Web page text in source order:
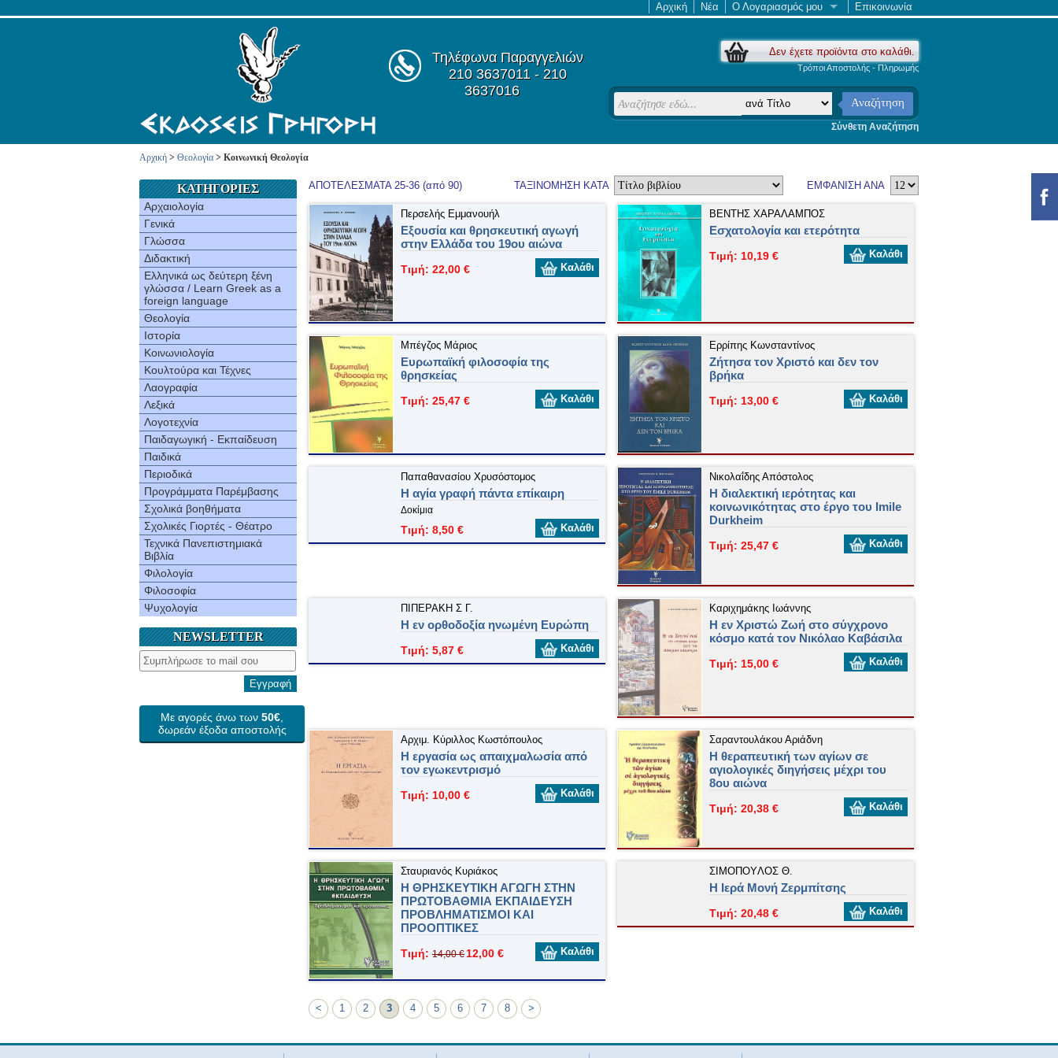
Αρχική Νέα Ο Λογαριασμός μου Επικοινωνία
Τηλέφωνα Παραγγελιών
210 3637011 - 210
3637016
Δεν έχετε προϊόντα στο καλάθι.
Τρόποι Αποστολής - Πληρωμής
Αναζήτηση
Σύνθετη Αναζήτηση
Αρχική > Θεολογία > Κοινωνική Θεολογία
ΚΑΤΗΓΟΡΙΕΣ
Αρχαιολογία
Γενικά
Γλώσσα
Διδακτική
Ελληνικά ως δεύτερη ξένη
γλώσσα / Learn Greek as a
foreign language
Θεολογία
Ιστορία
Κοινωνιολογία
Κουλτούρα και Τέχνες
Λαογραφία
Λεξικά
Λογοτεχνία
Παιδαγωγική - Εκπαίδευση
Παιδικά
Περιοδικά
Προγράμματα Παρέμβασης
Σχολικά βοηθήματα
Σχολικές Γιορτές - Θέατρο
Τεχνικά Πανεπιστημιακά
Βιβλία
Φιλολογία
Φιλοσοφία
Ψυχολογία
NEWSLETTER
Εγγραφή
Με αγορές άνω των 50€
δωρεάν έξοδα αποστολής
ΑΠΟΤΕΛΕΣΜΑΤΑ 25-36 (από 90) ΕΜΦΑΝΙΣΗ ΑΝΑ
ΤΑΞΙΝΟΜΗΣΗ ΚΑΤΑ
Περσελής Εμμανουήλ
Εξουσία και θρησκευτική αγωγή
στην Ελλάδα του 19ου αιώνα
Τιμή: 22,00 € Καλάθι
ΒΕΝΤΗΣ ΧΑΡΑΛΑΜΠΟΣ
Εσχατολογία και ετερότητα
Τιμή: 10,19 € Καλάθι
Μπέγζος Μάριος
Ευρωπαϊκή φιλοσοφία της
θρησκείας
Τιμή: 25,47 € Καλάθι
Ερρίπης Κωνσταντίνος
Ζήτησα τον Χριστό και δεν τον
βρήκα
Τιμή: 13,00 € Καλάθι
Παπαθανασίου Χρυσόστομος
Η αγία γραφή πάντα επίκαιρη
Δοκίμια
Τιμή: 8,50 € Καλάθι
Νικολαΐδης Απόστολος
Η διαλεκτική ιερότητας και
κοινωνικότητας στο έργο του Ιmile
Durkheim
Τιμή: 25,47 € Καλάθι
ΠΙΠΕΡΑΚΗ Σ Γ.
Η εν ορθοδοξία ηνωμένη Eυρώπη
Τιμή: 5,87 € Καλάθι
Καριχημάκης Ιωάννης
Η εν Χριστώ Ζωή στο σύγχρονο
κόσμο κατά τον Νικόλαο Καβάσιλα
Τιμή: 15,00 € Καλάθι
Αρχιμ. Κύριλλος Κωστόπουλος
Η εργασία ως απαιχμαλωσία από
τον εγωκεντρισμό
Τιμή: 10,00 € Καλάθι
Σαραντουλάκου Αριάδνη
Η θεραπευτική των αγίων σε
αγιολογικές διηγήσεις μέχρι του
8ου αιώνα
Τιμή: 20,38 € Καλάθι
Σταυριανός Κυριάκος
Η ΘΡΗΣΚΕΥΤΙΚΗ ΑΓΩΓΗ ΣΤΗΝ
ΠΡΩΤΟΒΑΘΜΙΑ ΕΚΠΑΙΔΕΥΣΗ
ΠΡΟΒΛΗΜΑΤΙΣΜΟΙ ΚΑΙ
ΠΡΟΟΠΤΙΚΕΣ
Τιμή: 14,00 € 12,00 € Καλάθι
ΣΙΜOΠOYΛOΣ Θ.
Η Ιερά Μονή Zερμπίτσης
Τιμή: 20,48 € Καλάθι
< 1 2 3 4 5 6 7 8 >